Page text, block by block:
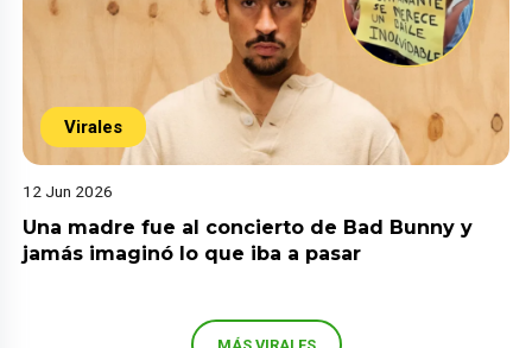
Virales
12 Jun 2026
Una madre fue al concierto de Bad Bunny y
jamás imaginó lo que iba a pasar